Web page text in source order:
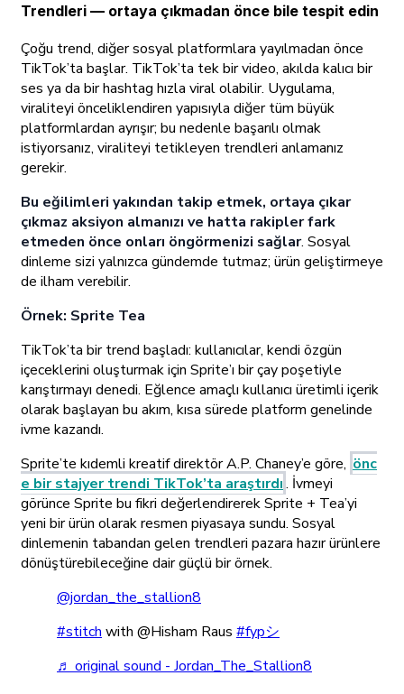
Trendleri — ortaya çıkmadan önce bile tespit edin
Çoğu trend, diğer sosyal platformlara yayılmadan önce
TikTok’ta başlar. TikTok’ta tek bir video, akılda kalıcı bir
ses ya da bir hashtag hızla viral olabilir. Uygulama,
viraliteyi önceliklendiren yapısıyla diğer tüm büyük
platformlardan ayrışır; bu nedenle başarılı olmak
istiyorsanız, viraliteyi tetikleyen trendleri anlamanız
gerekir.
Bu eğilimleri yakından takip etmek, ortaya çıkar
çıkmaz aksiyon almanızı ve hatta rakipler fark
etmeden önce onları öngörmenizi sağlar. Sosyal
dinleme sizi yalnızca gündemde tutmaz; ürün geliştirmeye
de ilham verebilir.
Örnek: Sprite Tea
TikTok’ta bir trend başladı: kullanıcılar, kendi özgün
içeceklerini oluşturmak için Sprite’ı bir çay poşetiyle
karıştırmayı denedi. Eğlence amaçlı kullanıcı üretimli içerik
olarak başlayan bu akım, kısa sürede platform genelinde
ivme kazandı.
Sprite’te kıdemli kreatif direktör A.P. Chaney’e göre, önc
e bir stajyer trendi TikTok’ta araştırdı. İvmeyi
görünce Sprite bu fikri değerlendirerek Sprite + Tea’yi
yeni bir ürün olarak resmen piyasaya sundu. Sosyal
dinlemenin tabandan gelen trendleri pazara hazır ürünlere
dönüştürebileceğine dair güçlü bir örnek.
@jordan_the_stallion8
#stitch with @Hisham Raus #fypシ
♬ original sound - Jordan_The_Stallion8